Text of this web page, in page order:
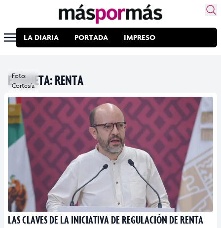
LA DIARIA PORTADA IMPRESO
ETIQUETA:RENTA
Foto:
Cortesía
LAS CLAVES DE LA INICIATIVA DE REGULACIÓN DE RENTA